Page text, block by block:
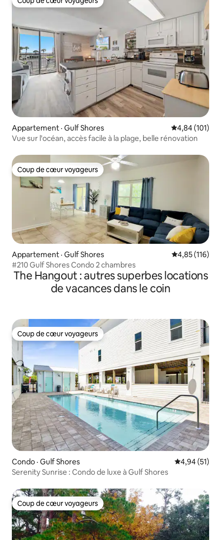
Coup de cœur voyageurs
Appartement · Gulf Shores Note
4,84 (101)
Vue sur l'océan, accès facile à la plage, belle rénovation
Coup de cœur voyageurs
Coup de cœur voyageurs
Appartement · Gulf Shores Note
4,85 (116)
#210 Gulf Shores Condo 2 chambres
The Hangout : autres superbes locations
de vacances dans le coin
Coup de cœur voyageurs
Coup de cœur voyageurs
Condo · Gulf Shores Note
4,94 (51)
Serenity Sunrise : Condo de luxe à Gulf Shores
Coup de cœur voyageurs
Coup de cœur voyageurs